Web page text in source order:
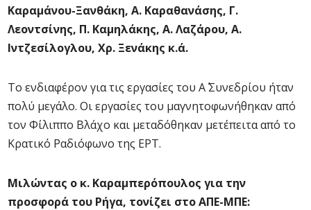
Καραμάνου-Ξανθάκη, Α. Καραθανάσης, Γ.
Λεοντσίνης, Π. Καμηλάκης, Α. Λαζάρου, Α.
Ιντζεσίλογλου, Χρ. Ξενάκης κ.ά.
Το ενδιαφέρον για τις εργασίες του Α΄ Συνεδρίου ήταν
πολύ μεγάλο. Οι εργασίες του μαγνητοφωνήθηκαν από
τον Φίλιππο Βλάχο και μεταδόθηκαν μετέπειτα από το
Κρατικό Ραδιόφωνο της ΕΡΤ.
Μιλώντας ο κ. Καραμπερόπουλος για την
προσφορά του Ρήγα, τονίζει στο ΑΠΕ-ΜΠΕ: